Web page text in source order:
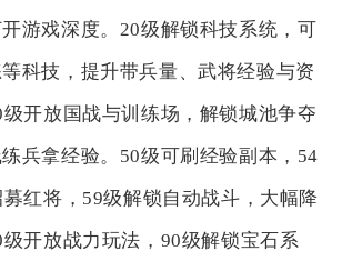
游戏深度。20级解锁科技系统，可
科技，提升带兵量、武将经验与资
开放国战与训练场，解锁城池争夺
兵拿经验。50级可刷经验副本，54
红将，59级解锁自动战斗，大幅降
开放战力玩法，90级解锁宝石系